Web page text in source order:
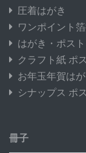
圧着はがき
ワンポイント
はがき・ポス
クラフト紙 ポ
お年玉年賀は
シナップス ポ
冊子